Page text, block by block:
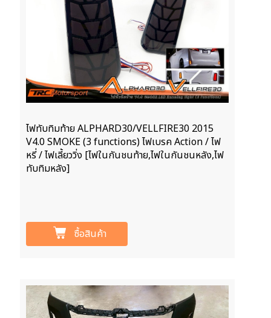
ไฟทับทิมท้าย ALPHARD30/VELLFIRE30 2015
V4.0 SMOKE (3 functions) ไฟเบรค Action / ไฟ
หรี่ / ไฟเลี้ยววิ่ง [ไฟในกันชนท้าย,ไฟในกันชนหลัง,ไฟ
ทับทิมหลัง]
ซื้อสินค้า